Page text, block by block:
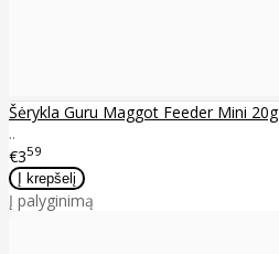
Šėrykla Guru Maggot Feeder Mini 20g
..
€359
Į palyginimą